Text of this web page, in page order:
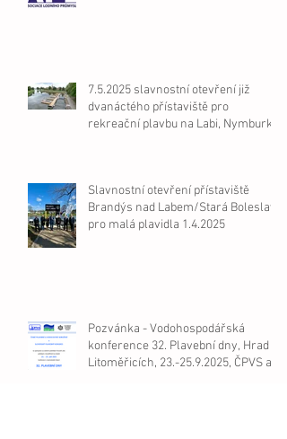
7.5.2025 slavnostní otevření již
dvanáctého přístaviště pro
rekreační plavbu na Labi, Nymburk
Slavnostní otevření přístaviště
Brandýs nad Labem/Stará Boleslav
pro malá plavidla 1.4.2025
Pozvánka - Vodohospodářská
konference 32. Plavební dny, Hrad v
Litoměřicích, 23.-25.9.2025, ČPVS a